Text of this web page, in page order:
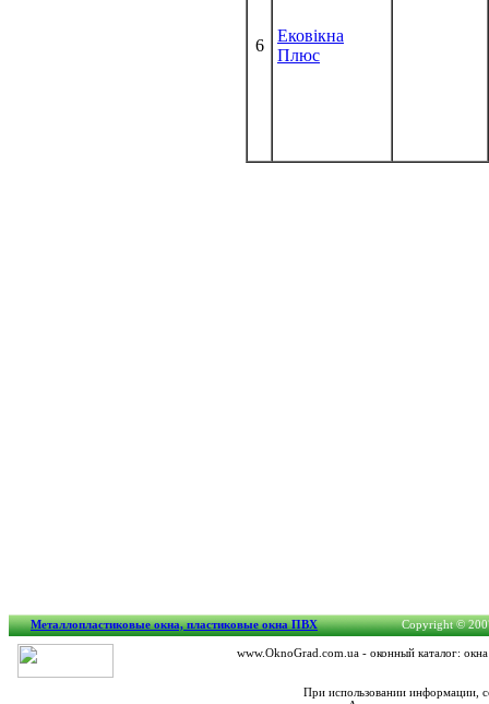
6
Ековікна
Плюс
Металлопластиковые окна, пластиковые окна ПВХ Copyright ©
www.OknoGrad.com.ua - оконный каталог:
При использовании информации,